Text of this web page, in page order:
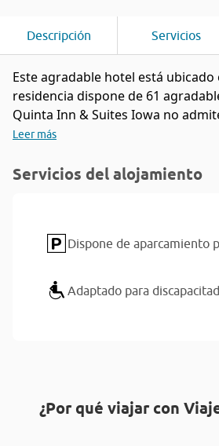
Descripción Servicios
Este agradable hotel está ubicado
residencia dispone de 61
Quinta Inn & Suites Iowa no
Leer más
Servicios del alojamiento
Dispone de aparcamiento
Adaptado para
¿Por qué viajar con